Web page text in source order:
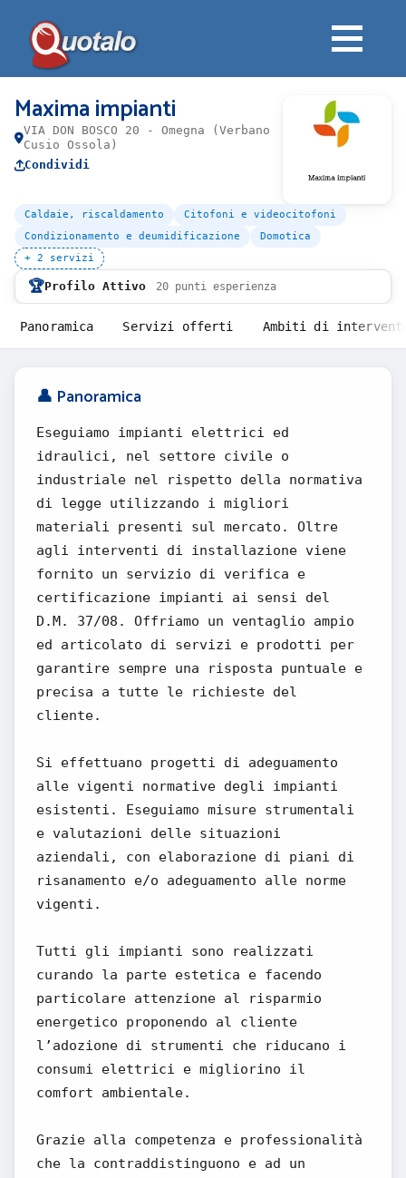
Maxima impianti
VIA DON BOSCO 20 - Omegna (Verbano
Cusio Ossola)
Condividi
Caldaie, riscaldamento
Citofoni e videocitofoni
Condizionamento e deumidificazione
Domotica
+ 2 servizi
🏆Profilo Attivo 20 punti esperienza
Panoramica Servizi offerti Ambiti di
👤 Panoramica
Eseguiamo impianti elettrici ed
idraulici, nel settore civile o
industriale nel rispetto della normativa
di legge utilizzando i migliori
materiali presenti sul mercato. Oltre
agli interventi di installazione viene
fornito un servizio di verifica e
certificazione impianti ai sensi del
D.M. 37/08. Offriamo un ventaglio ampio
ed articolato di servizi e prodotti per
garantire sempre una risposta puntuale e
precisa a tutte le richieste del
cliente.
Si effettuano progetti di adeguamento
alle vigenti normative degli impianti
esistenti. Eseguiamo misure strumentali
e valutazioni delle situazioni
aziendali, con elaborazione di piani di
risanamento e/o adeguamento alle norme
vigenti.
Tutti gli impianti sono realizzati
curando la parte estetica e facendo
particolare attenzione al risparmio
energetico proponendo al cliente
l’adozione di strumenti che riducano i
consumi elettrici e migliorino il
comfort ambientale.
Grazie alla competenza e professionalità
che la contraddistinguono e ad un